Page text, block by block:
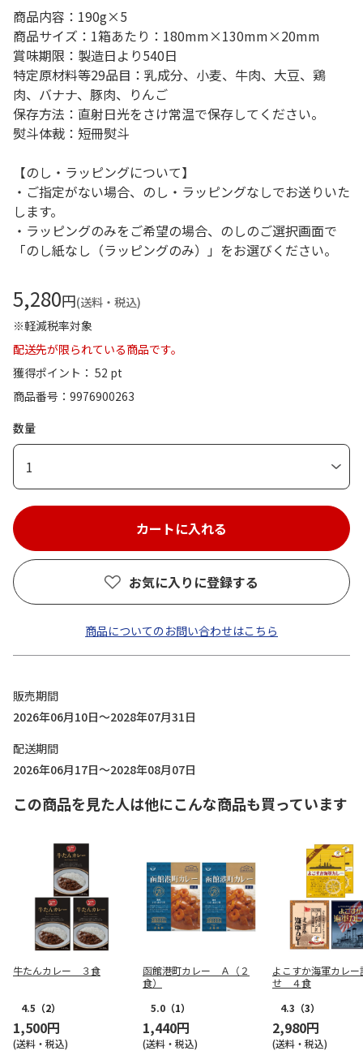
商品内容：190g×5
商品サイズ：1箱あたり：180mm×130mm×20mm
賞味期限：製造日より540日
特定原材料等29品目：乳成分、小麦、牛肉、大豆、鶏
肉、バナナ、豚肉、りんご
保存方法：直射日光をさけ常温で保存してください。
熨斗体裁：短冊熨斗
【のし・ラッピングについて】
・ご指定がない場合、のし・ラッピングなしでお送りいた
します。
・ラッピングのみをご希望の場合、のしのご選択画面で
「のし紙なし（ラッピングのみ）」をお選びください。
5,280円(送料・税込)
※軽減税率対象
配送先が限られている商品です。
獲得ポイント： 52 pt
商品番号
9976900263
数量
1
お気に入りに登録する
商品についてのお問い合わせはこちら
販売期間
2026年06月10日～2028年07月31日
配送期間
2026年06月17日～2028年08月07日
この商品を見た人は他にこんな商品も買っています
牛たんカレー ３食
4.5 （2）
1,500円
(送料・税込)
函館港町カレー Ａ（２
食）
5.0 （1）
1,440円
(送料・税込)
よこすか海軍カレー
せ ４食
4.3 （3）
2,980円
(送料・税込)